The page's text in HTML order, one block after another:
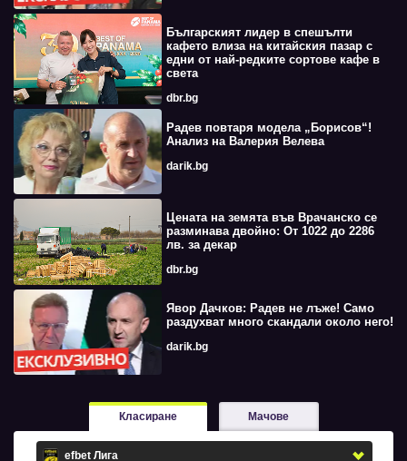
Българският лидер в спешълти
кафето влиза на китайския пазар с
едни от най-редките сортове кафе в
света
dbr.bg
Радев повтаря модела „Борисов“!
Анализ на Валерия Велева
darik.bg
Цената на земята във Врачанско се
разминава двойно: От 1022 до 2286
лв. за декар
dbr.bg
Явор Дачков: Радев не лъже! Само
раздухват много скандали около него!
darik.bg
Класиране Мачове